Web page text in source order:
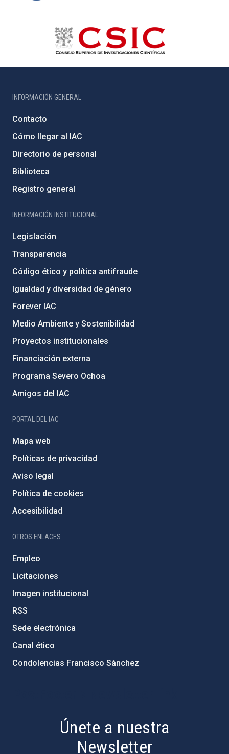
INFORMACIÓN GENERAL
Contacto
Cómo llegar al IAC
Directorio de personal
Biblioteca
Registro general
INFORMACIÓN INSTITUCIONAL
Legislación
Transparencia
Código ético y política antifraude
Igualdad y diversidad de género
Forever IAC
Medio Ambiente y Sostenibilidad
Proyectos institucionales
Financiación externa
Programa Severo Ochoa
Amigos del IAC
PORTAL DEL IAC
Mapa web
Políticas de privacidad
Aviso legal
Política de cookies
Accesibilidad
OTROS ENLACES
Empleo
Licitaciones
Imagen institucional
RSS
Sede electrónica
Canal ético
Condolencias Francisco Sánchez
Únete a nuestra
Newsletter